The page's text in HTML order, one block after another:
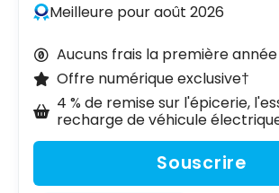
Meilleure pour août 2026
Aucuns frais la première année
Offre numérique exclusive†
4 % de remise sur l'épicerie,
recharge de véhicule
Souscrire